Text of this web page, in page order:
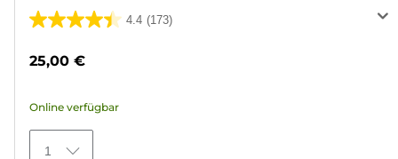
4.4 (173)
4.4
173
Bewertungen
25,00 €
Online verfügbar
1